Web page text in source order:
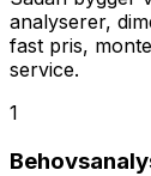
analyserer,
fast pris,
service.
1